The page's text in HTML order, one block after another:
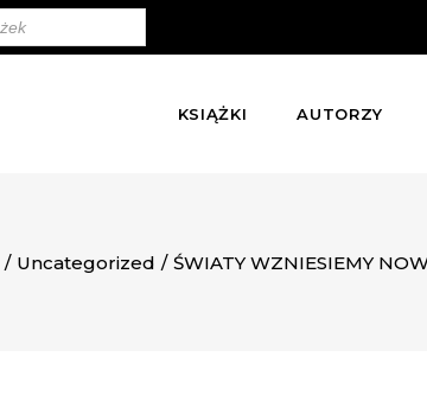
KSIĄŻKI AUTORZY
/ Uncategorized / ŚWIATY WZNIESIEMY